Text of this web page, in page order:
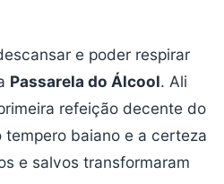
e poder respirar
Passarela do Álcool. Ali
refeição decente do
tempero baiano e a certeza
e salvos transformaram